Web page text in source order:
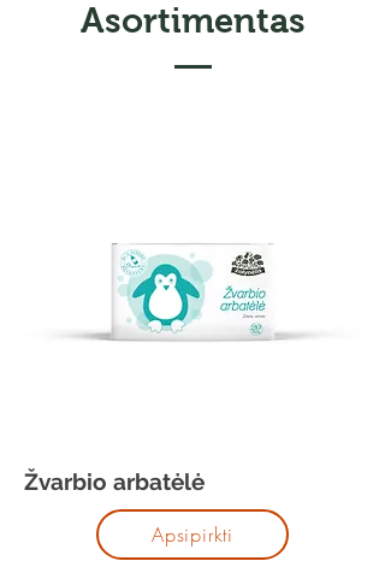
Asortimentas
Žvarbio arbatėlė
Apsipirkti